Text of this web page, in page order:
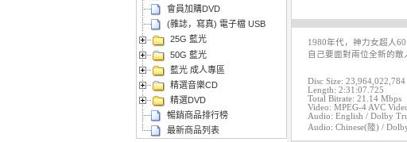
3. 【平裝版藍光】[英] 曼達洛人與
古古 (2026)[台版字幕]
會員加購DVD
(雜誌，寫真) 電子檔 USB
25G 藍光
50G 藍光
藍光 成人專區
精選音樂CD
精選DVD
暢銷商品排行榜
最新商品列表
1980年代，神力女超人
自己要面對兩位全新的敵
Disc Size: 23,964,022,784
Length: 2:31:07.725
Total Bitrate: 21.14 Mbps
Video: MPEG-4 AVC
Audio: English / Dolby
Audio: Chinese(陸) /